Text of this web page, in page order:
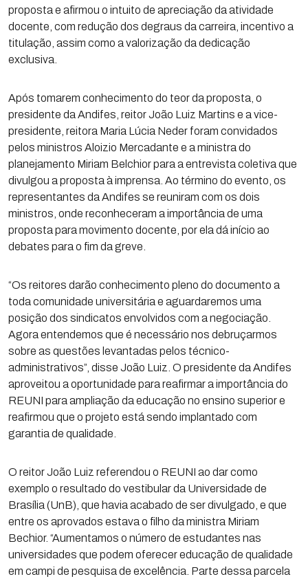
proposta e afirmou o intuito de apreciação da atividade
docente, com redução dos degraus da carreira, incentivo a
titulação, assim como a valorização da dedicação
exclusiva.
Após tomarem conhecimento do teor da proposta, o
presidente da Andifes, reitor João Luiz Martins e a vice-
presidente, reitora Maria Lúcia Neder foram convidados
pelos ministros Aloizio Mercadante e a ministra do
planejamento Miriam Belchior para a entrevista coletiva que
divulgou a proposta à imprensa. Ao término do evento, os
representantes da Andifes se reuniram com os dois
ministros, onde reconheceram a importância de uma
proposta para movimento docente, por ela dá início ao
debates para o fim da greve.
“Os reitores darão conhecimento pleno do documento a
toda comunidade universitária e aguardaremos uma
posição dos sindicatos envolvidos com a negociação.
Agora entendemos que é necessário nos debruçarmos
sobre as questões levantadas pelos técnico-
administrativos”, disse João Luiz. O presidente da Andifes
aproveitou a oportunidade para reafirmar a importância do
REUNI para ampliação da educação no ensino superior e
reafirmou que o projeto está sendo implantado com
garantia de qualidade.
O reitor João Luiz referendou o REUNI ao dar como
exemplo o resultado do vestibular da Universidade de
Brasília (UnB), que havia acabado de ser divulgado, e que
entre os aprovados estava o filho da ministra Miriam
Bechior. “Aumentamos o número de estudantes nas
universidades que podem oferecer educação de qualidade
em campi de pesquisa de excelência. Parte dessa parcela